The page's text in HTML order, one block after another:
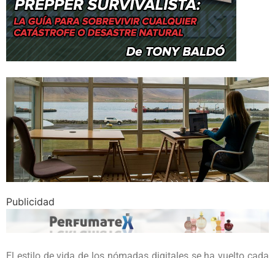
Publicidad